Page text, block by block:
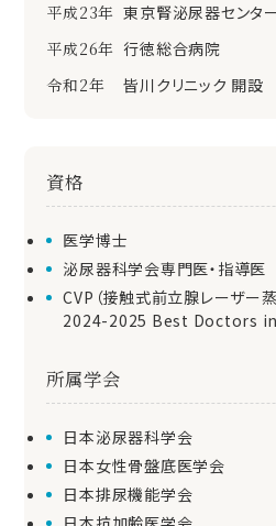
平成23年 東京腎泌尿器センタ
平成26年 行徳総合病院
令和2年
皆川クリニック 開設
資格
医学博士
泌尿器科学会専門医・指導医
CVP（接触式前立腺レーザー
2024-2025 Best Doctors
所属学会
日本泌尿器科学会
日本女性骨盤底医学会
日本排尿機能学会